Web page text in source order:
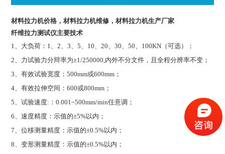
材料拉力机价格，材料拉力机维修，材料拉力机生产厂家
纤维拉力测试仪主要技术
1、大负荷：1、2、3、5、10、20、30、50、100KN（可选）；
2、力试验力分辩率为±1/250000,内外不分文件，且全程分辨率不变；
3、有效试验宽度：500mm或600mm；
4、有效拉伸空间：600或800mm；
5、试验速度:：0.001~500mm/min任意调；
6、速度精度：示值的±5%以内；
7、位移测量精度：示值的±0.5%以内；
8、变形测量精度：示值的±0.5%以内；